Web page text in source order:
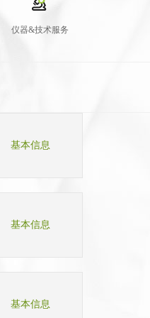
仪器&技术服务
基本信息
基本信息
基本信息